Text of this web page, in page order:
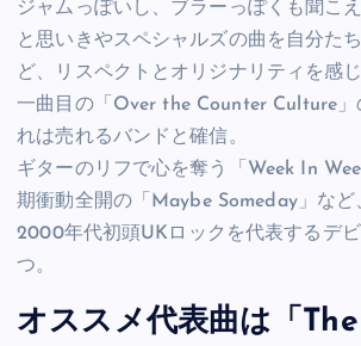
ジャムっぽいし、ブラーっぽくも聞こえ
と思いきやスペシャルズの曲を自分た
ど、リスペクトとオリジナリティを感
一曲目の「Over the Counter Culture」
れは売れるバンドと確信。
ギターのリフで心を奪う「Week In
期衝動全開の「Maybe Someday」など
2000年代初頭UKロックを代表するデ
つ。
オススメ代表曲は「